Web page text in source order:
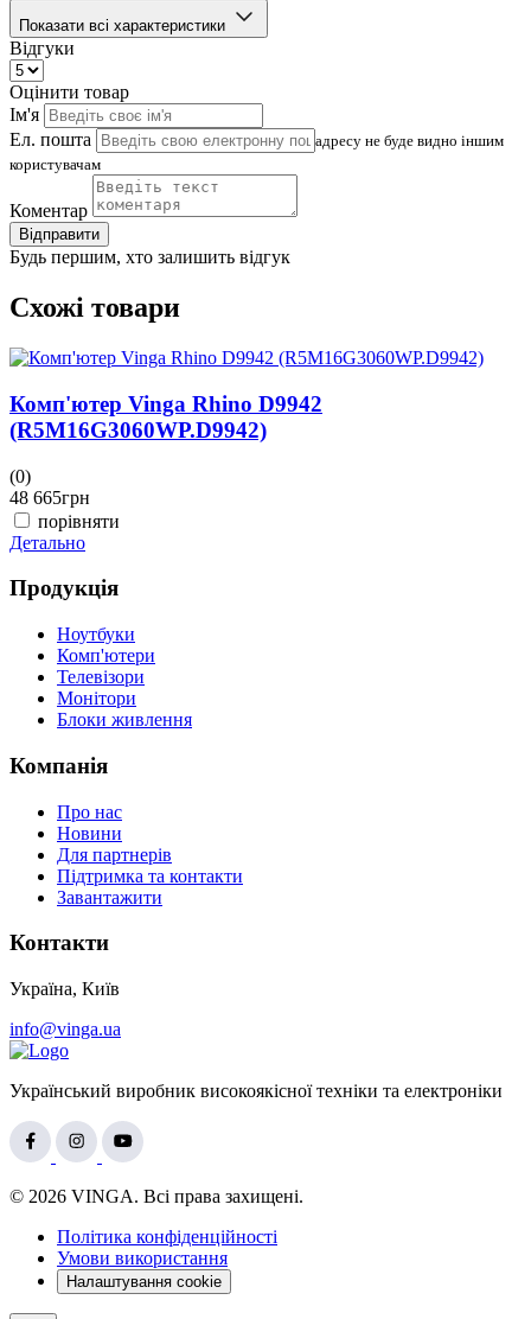
Показати всі характеристики
Відгуки
Оцінити товар
Ім'я
Ел. пошта
адресу не буде видно іншим
користувачам
Коментар
Відправити
Будь першим, хто залишить відгук
Схожі товари
Комп'ютер Vinga Rhino D9942
(R5M16G3060WP.D9942)
(0)
48 665грн
порівняти
Детально
Продукція
Ноутбуки
Комп'ютери
Телевізори
Монітори
Блоки живлення
Компанія
Про нас
Новини
Для партнерів
Підтримка та контакти
Завантажити
Контакти
Україна, Київ
info@vinga.ua
Український виробник високоякісної техніки та електроніки
© 2026 VINGA. Всі права захищені.
Політика конфіденційності
Умови використання
Налаштування cookie